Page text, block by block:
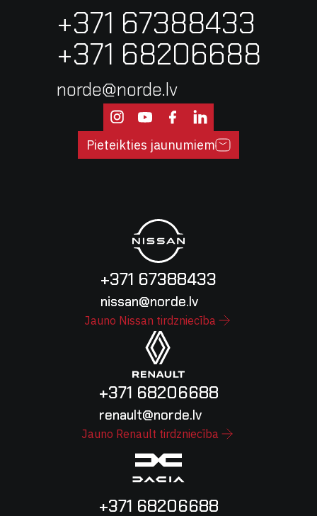
+371 67388433
+371 68206688
norde@norde.lv
Pieteikties jaunumiem
+371 67388433
nissan@norde.lv
Jauno Nissan tirdzniecība
+371 68206688
renault@norde.lv
Jauno Renault tirdzniecība
+371 68206688